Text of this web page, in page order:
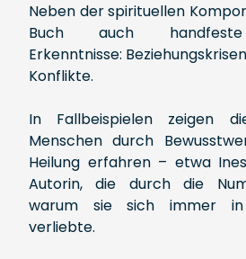
Neben der spirituellen
Buch auch handfeste
Erkenntnisse:
Konflikte.
In Fallbeispielen zeigen
Menschen durch
Heilung erfahren – etwa
Autorin, die durch die
warum sie sich immer in
verliebte.